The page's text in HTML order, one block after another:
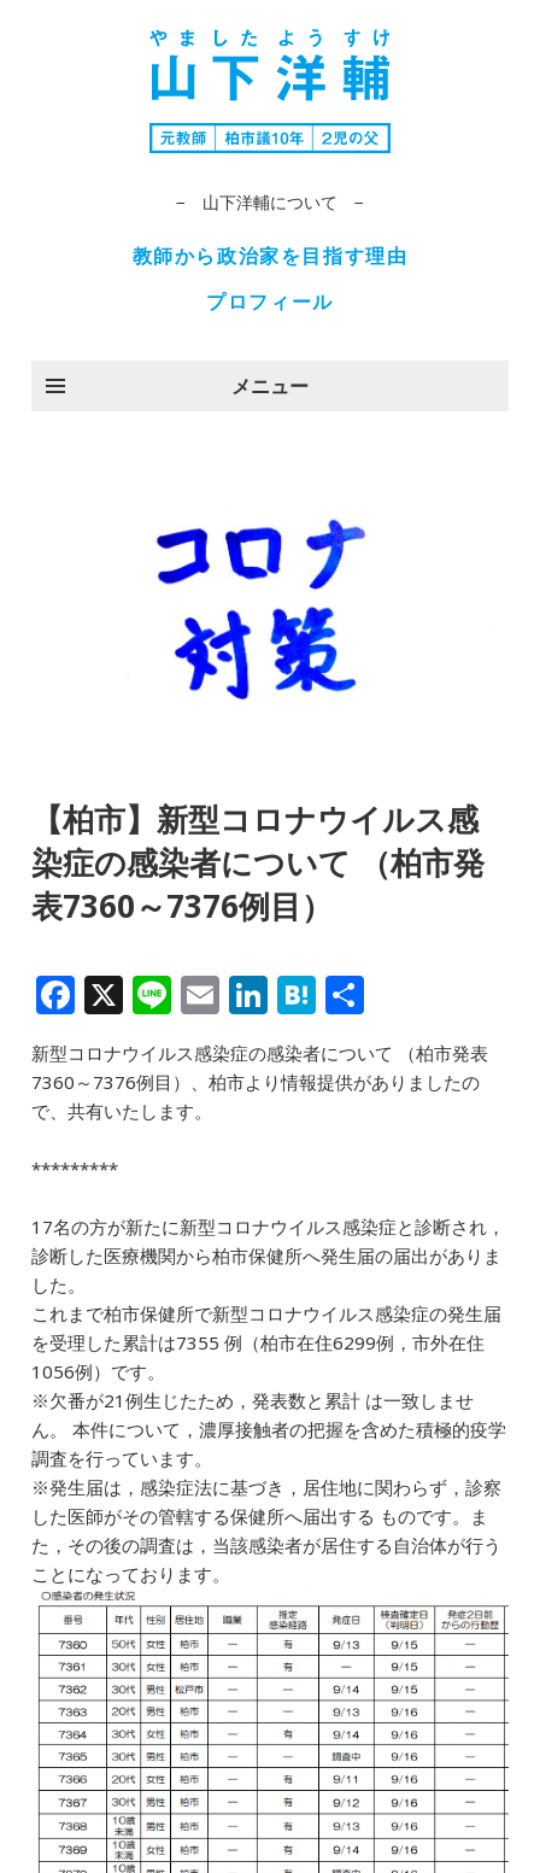
− 山下洋輔について −
教師から政治家を目指す理由
プロフィール
メニュー
【柏市】新型コロナウイルス感
染症の感染者について （柏市発
表7360～7376例目）
F
c
e
b
o
o
k
X Li
n
e
E
m
ai
Li
n
k
e
H
at
e
有
新型コロナウイルス感染症の感染者について （柏市発表
7360～7376例目）、柏市より情報提供がありましたの
で、共有いたします。
*********
17名の方が新たに新型コロナウイルス感染症と診断され，
診断した医療機関から柏市保健所へ発生届の届出がありま
した。
これまで柏市保健所で新型コロナウイルス感染症の発生届
を受理した累計は7355 例（柏市在住6299例，市外在住
1056例）です。
※欠番が21例生じたため，発表数と累計 は一致しませ
ん。 本件について，濃厚接触者の把握を含めた積極的疫学
調査を行っています。
※発生届は，感染症法に基づき，居住地に関わらず，診察
した医師がその管轄する保健所へ届出する ものです。ま
た，その後の調査は，当該感染者が居住する自治体が行う
ことになっております。